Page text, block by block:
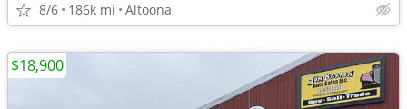
8/6 186k mi Altoona
$18,900